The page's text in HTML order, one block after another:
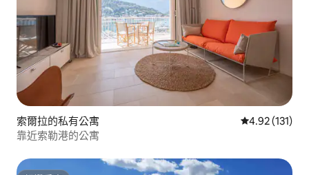
索爾拉的私有公寓 從 131 則評價
4.92 (131)
靠近索勒港的公寓